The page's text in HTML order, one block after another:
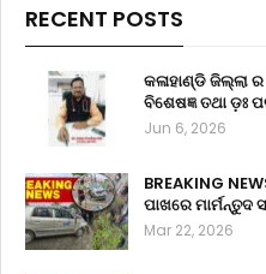
RECENT POSTS
କଳାହାଣ୍ଡି ଜିଲ୍ଲା
ବିଶେଷଜ୍ଞ ତଥା ଡ଼ଃ
Jun 6, 2026
BREAKING
ପାଖରେ ମାର୍ମନ୍ତୁଦ
Mar 22, 2026